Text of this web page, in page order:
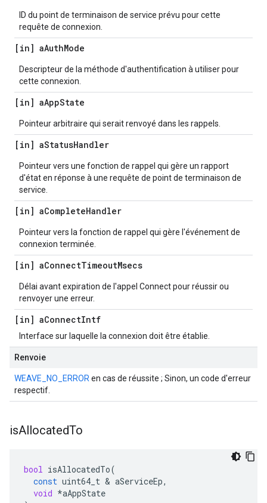
ID du point de terminaison de service prévu pour cette
requête de connexion.
[in] aAuthMode
Descripteur de la méthode d'authentification à utiliser pour
cette connexion.
[in] aAppState
Pointeur arbitraire qui serait renvoyé dans les rappels.
[in] aStatusHandler
Pointeur vers une fonction de rappel qui gère un rapport
d'état en réponse à une requête de point de terminaison de
service.
[in] aCompleteHandler
Pointeur vers la fonction de rappel qui gère l'événement de
connexion terminée.
[in] aConnectTimeoutMsecs
Délai avant expiration de l'appel Connect pour réussir ou
renvoyer une erreur.
[in] aConnectIntf
Interface sur laquelle la connexion doit être établie.
Renvoie
WEAVE_NO_ERROR en cas de réussite ; Sinon, un code d'erreur
respectif.
isAllocatedTo
bool isAllocatedTo(
const uint64_t & aServiceEp,
void *aAppState